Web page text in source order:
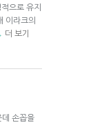
으로 유지
이라크의
더 보기
손꼽을